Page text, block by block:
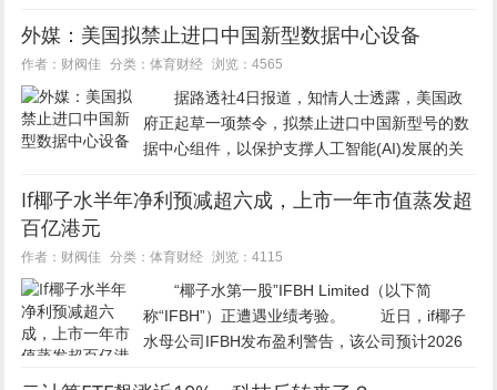
外媒：美国拟禁止进口中国新型数据中心设备
作者：财阀佳 分类：体育财经 浏览：4565
据路透社4日报道，知情人士透露，美国政
府正起草一项禁令，拟禁止进口中国新型号的数
据中心组件，以保护支撑人工智能(AI)发展的关
国电信行业的联邦通信委员会(FCC)正在制定相
If椰子水半年净利预减超六成，上市一年市值蒸发超
百亿港元
作者：财阀佳 分类：体育财经 浏览：4115
“椰子水第一股”IFBH Limited（以下简
称“IFBH”）正遭遇业绩考验。 近日，if椰子
水母公司IFBH发布盈利警告，该公司预计2026